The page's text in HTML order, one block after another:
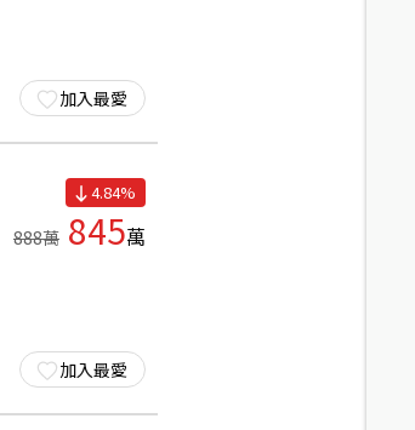
加入最愛
4.84%
888萬 845萬
加入最愛